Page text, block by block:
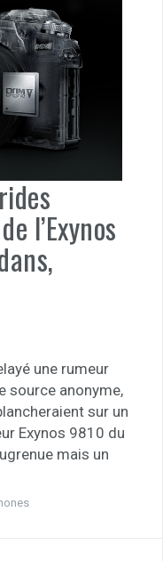
l’Exynos
une rumeur
source anonyme,
sur un
Exynos 9810 du
mais un